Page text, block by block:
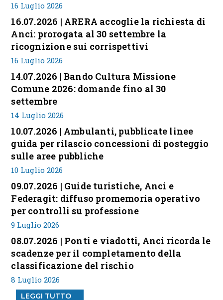
16 Luglio 2026
16.07.2026 | ARERA accoglie la richiesta di
Anci: prorogata al 30 settembre la
ricognizione sui corrispettivi
16 Luglio 2026
14.07.2026 | Bando Cultura Missione
Comune 2026: domande fino al 30
settembre
14 Luglio 2026
10.07.2026 | Ambulanti, pubblicate linee
guida per rilascio concessioni di posteggio
sulle aree pubbliche
10 Luglio 2026
09.07.2026 | Guide turistiche, Anci e
Federagit: diffuso promemoria operativo
per controlli su professione
9 Luglio 2026
08.07.2026 | Ponti e viadotti, Anci ricorda le
scadenze per il completamento della
classificazione del rischio
8 Luglio 2026
LEGGI TUTTO